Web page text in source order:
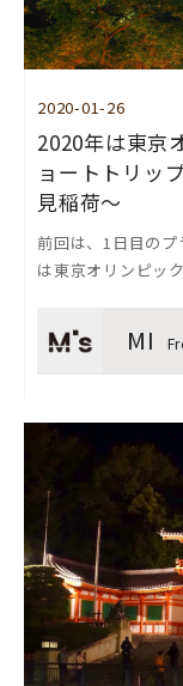
2020-01-26
2020年は東京
ョートトリッ
見稲荷～
前回は、1日目の
は東京オリンピッ
MI